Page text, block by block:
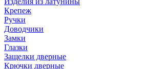
Крепеж
Ручки
Доводчики
Замки
Глазки
Защелки дверные
Крючки дверные